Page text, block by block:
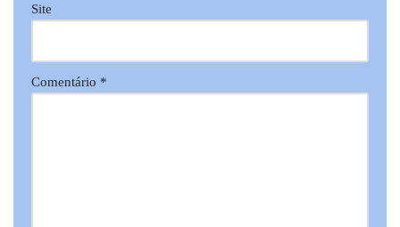
Site
Comentário *